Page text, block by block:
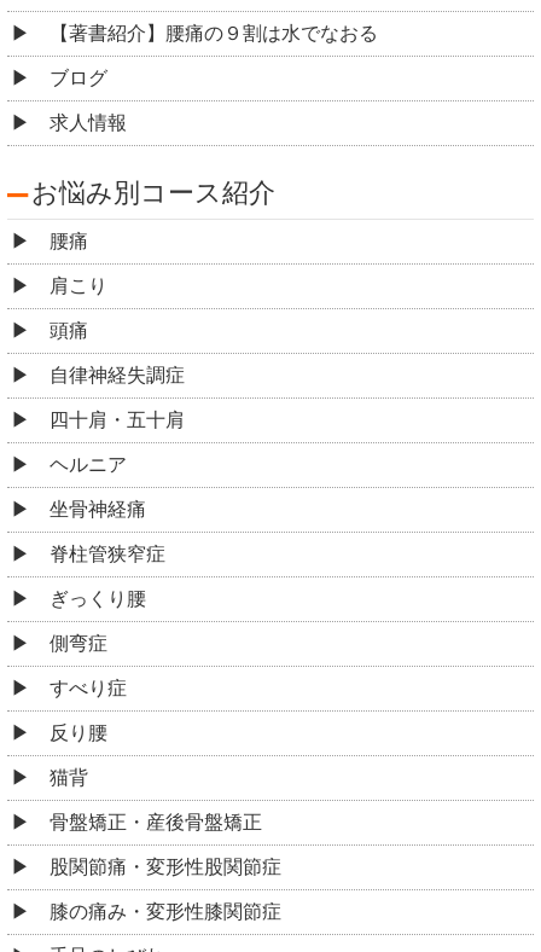
【著書紹介】腰痛の９割は水でなおる
ブログ
求人情報
お悩み別コース紹介
腰痛
肩こり
頭痛
自律神経失調症
四十肩・五十肩
ヘルニア
坐骨神経痛
脊柱管狭窄症
ぎっくり腰
側弯症
すべり症
反り腰
猫背
骨盤矯正・産後骨盤矯正
股関節痛・変形性股関節症
膝の痛み・変形性膝関節症